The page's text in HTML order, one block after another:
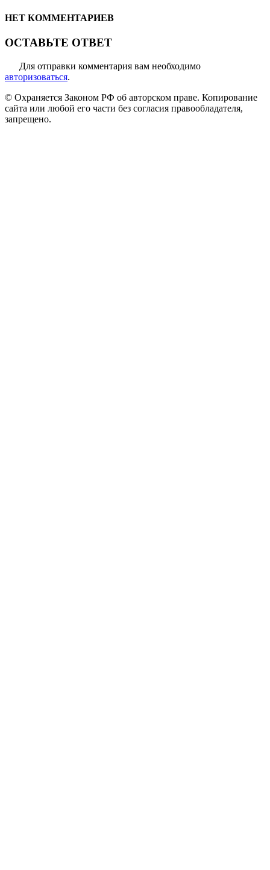
НЕТ КОММЕНТАРИЕВ
ОСТАВЬТЕ ОТВЕТ
Для отправки комментария вам необходимо
авторизоваться.
© Охраняется Законом РФ об авторском праве. Копирование
сайта или любой его части без согласия правообладателя,
запрещено.